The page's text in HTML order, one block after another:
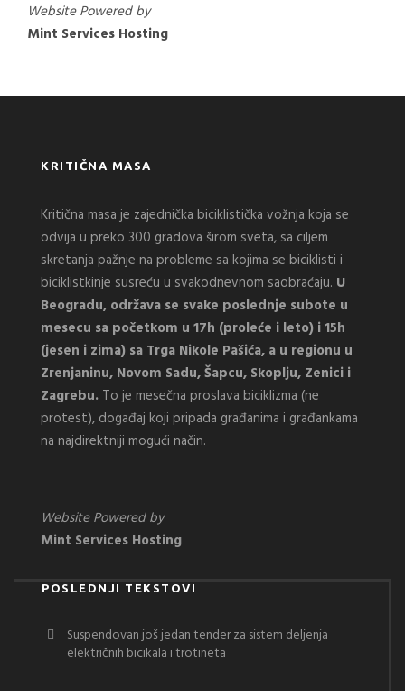
Website Powered by
Mint Services Hosting
KRITIČNA MASA
Kritična masa je zajednička biciklistička vožnja koja se
odvija u preko 300 gradova širom sveta, sa ciljem
skretanja pažnje na probleme sa kojima se biciklisti i
biciklistkinje susreću u svakodnevnom saobraćaju. U
Beogradu, održava se svake poslednje subote u
mesecu sa početkom u 17h (proleće i leto) i 15h
(jesen i zima) sa Trga Nikole Pašića, a u regionu u
Zrenjaninu, Novom Sadu, Šapcu, Skoplju, Zenici i
Zagrebu. To je mesečna proslava biciklizma (ne
protest), događaj koji pripada građanima i građankama
na najdirektniji mogući način.
Website Powered by
Mint Services Hosting
POSLEDNJI TEKSTOVI
Suspendovan još jedan tender za sistem deljenja
električnih bicikala i trotineta